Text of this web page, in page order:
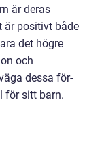
är deras
är positivt både
det högre
och
dessa för-
för sitt barn.